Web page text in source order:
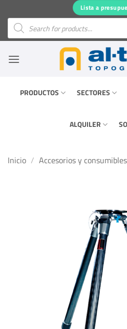
contenido
Lista a
Búsqueda
productos
PRODUCTOS SECTORES
ALQUILER
Inicio / Accesorios y consumibles